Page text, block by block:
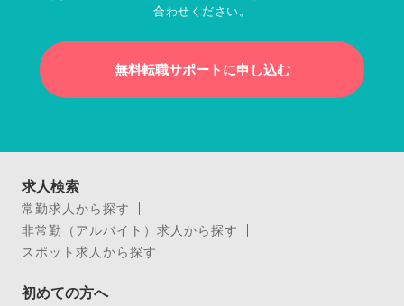
合わせください。
無料転職サポートに申し込む
求人検索
常勤求人から探す
非常勤（アルバイト）求人から探す
スポット求人から探す
初めての方へ